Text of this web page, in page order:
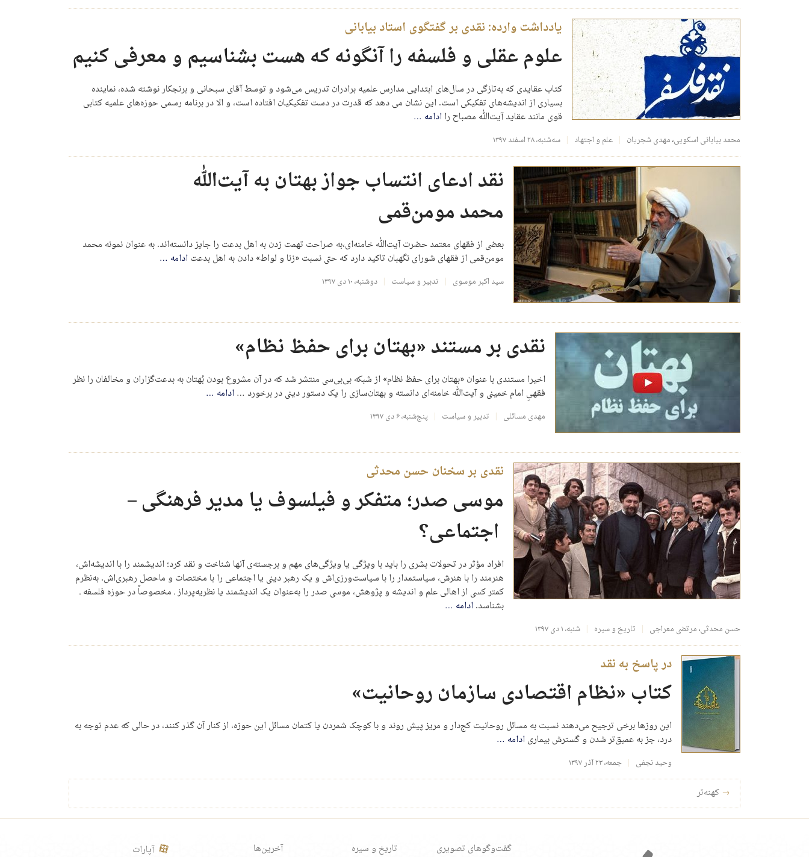
یادداشت وارده: نقدی بر گفتگوی استاد بیابانی
علوم عقلی و فلسفه را آنگونه که هست بشناسیم و معرفی کنیم
کتاب عقایدی که به‌تازگی در سال‌های ابتدایی مدارس علمیه برادران تدریس می‌شود و توسط آقای سبحانی و برنجکار نوشته شده، نماینده
بسیاری از اندیشه‌های تفکیکی است. این نشان می دهد که قدرت در دست تفکیکیان افتاده است، و الا در برنامه رسمی حوزه‌های علمیه کتابی
قوی مانند عقاید آیت‌الله مصباح راادامه …
محمد بیابانی اسکویی،مهدی شجریان علم و اجتهاد سه‌شنبه، ۲۸ اسفند ۱۳۹۷
نقد ادعای انتساب جواز بهتان به آیت‌الله
محمد مومن‌قمی
بعضی از فقهای معتمد حضرت آیت‌الله خامنه‌ای،به صراحت تهمت زدن به اهل بدعت را جایز دانسته‌اند. به عنوان نمونه محمد
مومن‌قمی از فقهای شورای نگهبان تاکید دارد که حتی نسبت «زنا و لواط» دادن به اهل بدعتادامه …
سید اکبر موسوی تدبیر و سیاست دوشنبه، ۱۰ دی ۱۳۹۷
نقدی بر مستند «بهتان برای حفظ نظام»
اخیرا مستندی با عنوان «بهتان برای حفظ نظام» از شبکه بی‌بی‌سی منتشر شد که در آن مشروع بودن بُهتان‌ به بدعت‌گزاران و مخالفان را نظر
فقهیِ امام خمینی و آیت‌ﷲ خامنه‌ای دانسته و بهتان‌سازی را یک دستور دینی در برخورد …ادامه …
مهدی مسائلی تدبیر و سیاست پنج‌شنبه، ۶ دی ۱۳۹۷
نقدی بر سخنان حسن محدثی
موسی صدر؛ متفکر و فیلسوف یا مدیر فرهنگی –
اجتماعی؟
افراد مؤثر در تحولات بشری را باید با ویژگی یا ويژگی‌های مهم و برجسته‌ی آنها شناخت و نقد کرد؛ اندیشمند را با اندیشه‌اش،
هنرمند را با هنرش، سیاستمدار را با سیاست‌ورزی‌اش و یک رهبر دینی یا اجتماعی را با مختصات و ماحصل رهبری‌اش. به‌نظرم
کمتر کسی از اهالی علم و اندیشه و پژوهش، موسی صدر را به‌عنوان یک اندیشمند یا نظریه‌پرداز ـ مخصوصاً در حوزه فلسفه ـ
بشناسد.ادامه …
حسن محدثی،مرتضی معراجی تاریخ و سیره شنبه، ۱ دی ۱۳۹۷
در پاسخ به نقد
کتاب «نظام اقتصادی سازمان روحانیت»
این روزها برخی ترجیح می‌دهند نسبت به مسائل روحانیت کج‌دار و مریز پیش روند و با کوچک شمردن یا کتمان مسائل این حوزه، از کنار آن گذر کنند، در حالی که عدم توجه به
درد، جز به عمیق‌تر شدن و گسترش بیماریادامه …
وحید نجفی جمعه، ۲۳ آذر ۱۳۹۷
راه‌بری نوشته‌ها
→ کهنه‌تر
گفت‌وگوهای تصویری تاریخ و سیره آخرین‌ها آپارات